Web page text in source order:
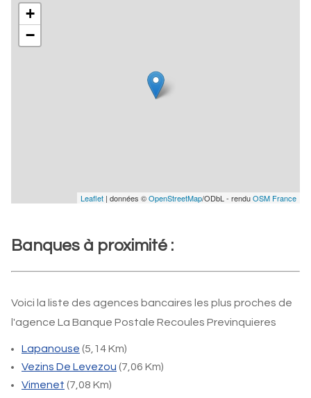
+
−
Leaflet | données ©OpenStreetMap/ODbL - renduOSM France
Banques à proximité :
Voici la liste des agences bancaires les plus proches de
l'agence La Banque Postale Recoules Previnquieres
Lapanouse (5,14 Km)
Vezins De Levezou (7,06 Km)
Vimenet (7,08 Km)